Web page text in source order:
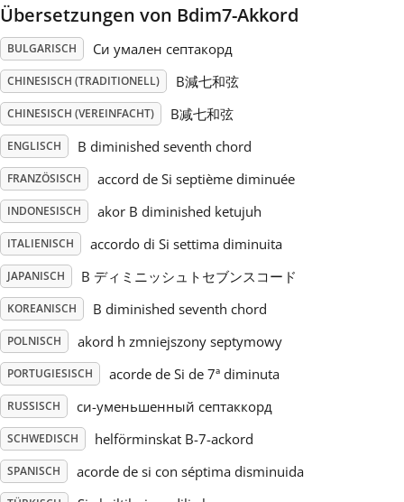
Polski
Português
Русский
Svenska
Tiếng Việt
Türkçe
Українська
简体中文
繁體中文
Übersetzungen von Bdim7-Akkord
BULGARISCH Си умален септакорд
CHINESISCH (TRADITIONELL) B減七和弦
CHINESISCH (VEREINFACHT) B减七和弦
ENGLISCH B diminished seventh chord
FRANZÖSISCH accord de Si septième diminuée
INDONESISCH akor B diminished ketujuh
ITALIENISCH accordo di Si settima diminuita
JAPANISCH B ディミニッシュトセブンスコード
KOREANISCH B diminished seventh chord
POLNISCH akord h zmniejszony septymowy
PORTUGIESISCH acorde de Si de 7ª diminuta
RUSSISCH си-уменьшенный септаккорд
SCHWEDISCH helförminskat B-7-ackord
SPANISCH acorde de si con séptima disminuida